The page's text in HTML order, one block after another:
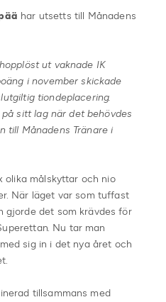
har utsetts till Månadens
ut vaknade IK
i november skickade
tiondeplacering.
sitt lag när det behövdes
till Månadens Tränare i
olika målskyttar och nio
När läget var som tuffast
gjorde det som krävdes för
Nu tar man
sig in i det nya året och
tillsammans med